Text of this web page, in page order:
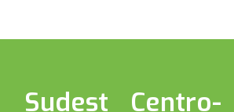
Sudest Centro-